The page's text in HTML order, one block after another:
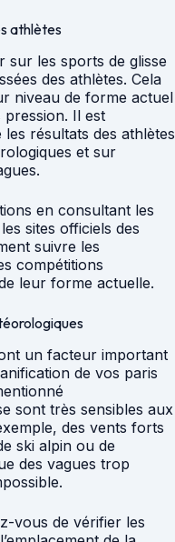
athlètes
sur les sports de glisse
des athlètes. Cela
niveau de forme actuel
Il est
résultats des athlètes
et sur
en consultant les
sites officiels des
suivre les
compétitions
leur forme actuelle.
un facteur important
de vos paris
sont très sensibles aux
des vents forts
ski alpin ou de
des vagues trop
vous de vérifier les